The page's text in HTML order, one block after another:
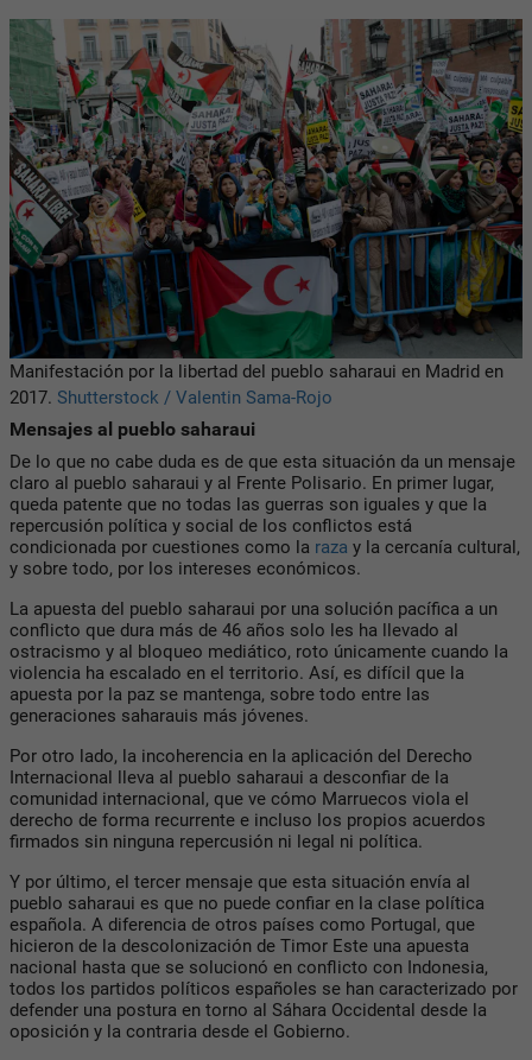
Manifestación por la libertad del pueblo saharaui en Madrid en
2017. Shutterstock / Valentin Sama-Rojo
Mensajes al pueblo saharaui
De lo que no cabe duda es de que esta situación da un mensaje
claro al pueblo saharaui y al Frente Polisario. En primer lugar,
queda patente que no todas las guerras son iguales y que la
repercusión política y social de los conflictos está
condicionada por cuestiones como la raza y la cercanía cultural,
y sobre todo, por los intereses económicos.
La apuesta del pueblo saharaui por una solución pacífica a un
conflicto que dura más de 46 años solo les ha llevado al
ostracismo y al bloqueo mediático, roto únicamente cuando la
violencia ha escalado en el territorio. Así, es difícil que la
apuesta por la paz se mantenga, sobre todo entre las
generaciones saharauis más jóvenes.
Por otro lado, la incoherencia en la aplicación del Derecho
Internacional lleva al pueblo saharaui a desconfiar de la
comunidad internacional, que ve cómo Marruecos viola el
derecho de forma recurrente e incluso los propios acuerdos
firmados sin ninguna repercusión ni legal ni política.
Y por último, el tercer mensaje que esta situación envía al
pueblo saharaui es que no puede confiar en la clase política
española. A diferencia de otros países como Portugal, que
hicieron de la descolonización de Timor Este una apuesta
nacional hasta que se solucionó en conflicto con Indonesia,
todos los partidos políticos españoles se han caracterizado por
defender una postura en torno al Sáhara Occidental desde la
oposición y la contraria desde el Gobierno.